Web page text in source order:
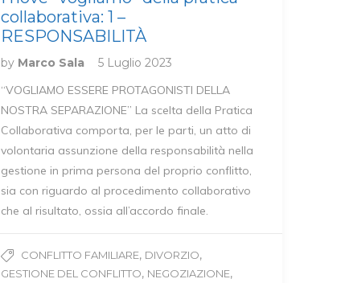
collaborativa: 1 –
RESPONSABILITÀ
by Marco Sala
5 Luglio 2023
“VOGLIAMO ESSERE PROTAGONISTI DELLA
NOSTRA SEPARAZIONE” La scelta della Pratica
Collaborativa comporta, per le parti, un atto di
volontaria assunzione della responsabilità nella
gestione in prima persona del proprio conflitto,
sia con riguardo al procedimento collaborativo
che al risultato, ossia all’accordo finale.
CONFLITTO FAMILIARE, DIVORZIO,
GESTIONE DEL CONFLITTO, NEGOZIAZIONE,